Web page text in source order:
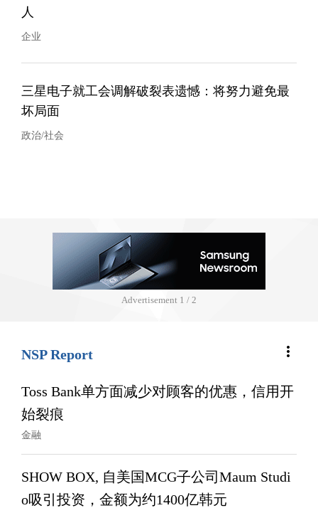
人
企业
三星电子就工会调解破裂表遗憾：将努力避免最
坏局面
政治/社会
Advertisement 1 / 2
NSP Report more_vert
Toss Bank单方面减少对顾客的优惠，信用开
始裂痕
金融
SHOW BOX, 自美国MCG子公司Maum Studi
o吸引投资，金额为约1400亿韩元